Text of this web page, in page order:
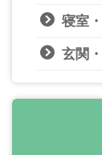
寝室
玄関